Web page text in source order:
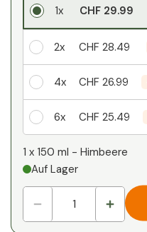
1x CHF 29.99
2x CHF 28.49
4x CHF 26.99
6x CHF 25.49
1x
1 x 150 ml - Himbeere
Auf Lager